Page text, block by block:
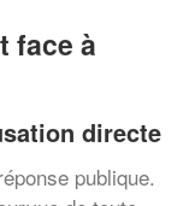
face à
directe
publique.